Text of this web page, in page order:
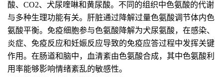
酸、CO2、犬尿喹啉和黄尿酸。不同的组织中色氨酸的代谢
与多种生理功能有关。肝脏通过降解过量色氨酸调节体内色
氨酸平衡。免疫细胞参与色氨酸降解为犬尿氨酸，在感染、
炎症、免疫反应和妊娠反应导致的免疫应答过程中发挥关键
作用。在肠道和脑中，血清紊由色氨酸合成，其中色氨酸利
用率能够影响情绪紊乱的敏感性。